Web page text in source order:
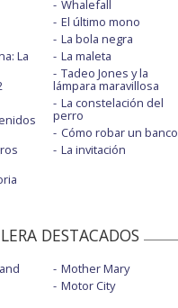
La
Whalefall
El último mono
La bola negra
La maleta
Tadeo Jones y la
lámpara maravillosa
La constelación del
perro
Cómo robar un banco
La invitación
DESTACADOS
Mother Mary
Motor City